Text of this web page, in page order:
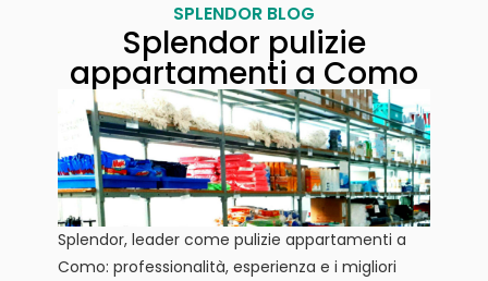
SPLENDOR BLOG
Splendor pulizie
appartamenti a Como
Splendor, leader come pulizie appartamenti a
Como: professionalità, esperienza e i migliori